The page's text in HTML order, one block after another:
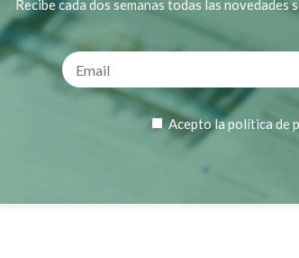
Recibe cada dos semanas todas las
Acepto lapolítica de